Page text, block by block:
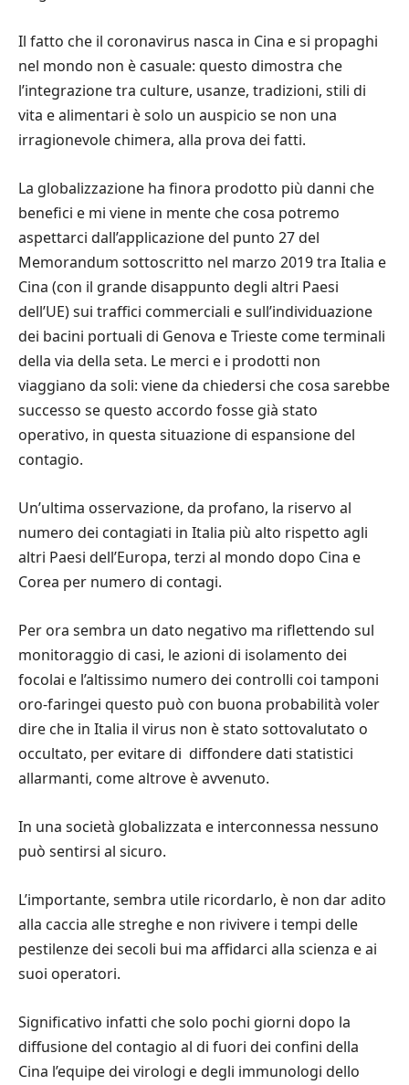
Il fatto che il coronavirus nasca in Cina e si propaghi
nel mondo non è casuale: questo dimostra che
l’integrazione tra culture, usanze, tradizioni, stili di
vita e alimentari è solo un auspicio se non una
irragionevole chimera, alla prova dei fatti.
La globalizzazione ha finora prodotto più danni che
benefici e mi viene in mente che cosa potremo
aspettarci dall’applicazione del punto 27 del
Memorandum sottoscritto nel marzo 2019 tra Italia e
Cina (con il grande disappunto degli altri Paesi
dell’UE) sui traffici commerciali e sull’individuazione
dei bacini portuali di Genova e Trieste come terminali
della via della seta. Le merci e i prodotti non
viaggiano da soli: viene da chiedersi che cosa sarebbe
successo se questo accordo fosse già stato
operativo, in questa situazione di espansione del
contagio.
Un’ultima osservazione, da profano, la riservo al
numero dei contagiati in Italia più alto rispetto agli
altri Paesi dell’Europa, terzi al mondo dopo Cina e
Corea per numero di contagi.
Per ora sembra un dato negativo ma riflettendo sul
monitoraggio di casi, le azioni di isolamento dei
focolai e l’altissimo numero dei controlli coi tamponi
oro-faringei questo può con buona probabilità voler
dire che in Italia il virus non è stato sottovalutato o
occultato, per evitare di diffondere dati statistici
allarmanti, come altrove è avvenuto.
In una società globalizzata e interconnessa nessuno
può sentirsi al sicuro.
L’importante, sembra utile ricordarlo, è non dar adito
alla caccia alle streghe e non rivivere i tempi delle
pestilenze dei secoli bui ma affidarci alla scienza e ai
suoi operatori.
Significativo infatti che solo pochi giorni dopo la
diffusione del contagio al di fuori dei confini della
Cina l’equipe dei virologi e degli immunologi dello